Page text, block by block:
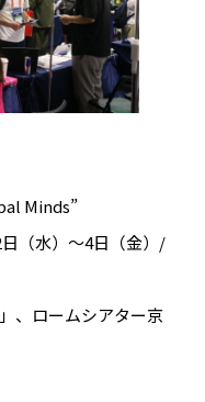
Minds”
（水）～4日（金）/
、ロームシアター京